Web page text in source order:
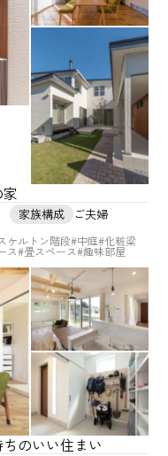
家族構成 ご夫婦
ケルトン階段#中庭#化粧梁
ス#畳スペース#趣味部屋
のいい住まい